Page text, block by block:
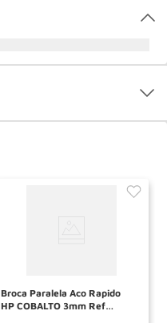
Broca Paralela Aco Rapido
HP COBALTO 3mm Ref